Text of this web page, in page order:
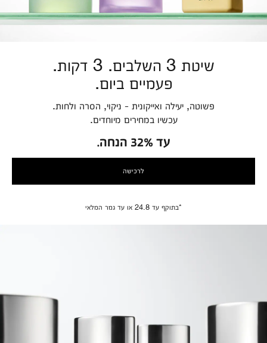
שיטת 3 השלבים. 3 דקות.
פעמיים ביום.
פשוטה, יעילה ואייקונית - ניקוי, הסרה ולחות.
עכשיו במחירים מיוחדים.
עד 32% הנחה.
לרכישה
*בתוקף עד 24.8 או עד גמר המלאי